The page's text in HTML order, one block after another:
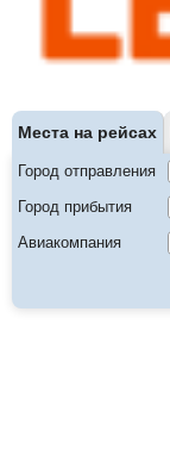
Места на рейсах
Город отправления
Город прибытия
Авиакомпания